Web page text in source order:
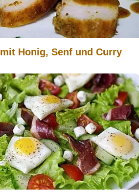
Honig, Senf und Curry